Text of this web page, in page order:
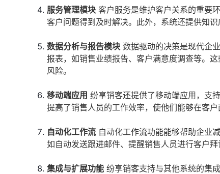
服务管理模块 客户服务是维护客户关系的重要
客户问题得到及时解决。此外，系统还提供知
数据分析与报告模块 数据驱动的决策是现代企
报表，如销售业绩报告、客户满意度调查等。
风险。
移动端应用 纷享销客还提供了移动端应用，支
提高了销售人员的工作效率，使他们能够在客户
自动化工作流 自动化工作流功能能够帮助企业
如自动发送跟进邮件、提醒销售人员进行客户
集成与扩展功能 纷享销客支持与其他系统的集